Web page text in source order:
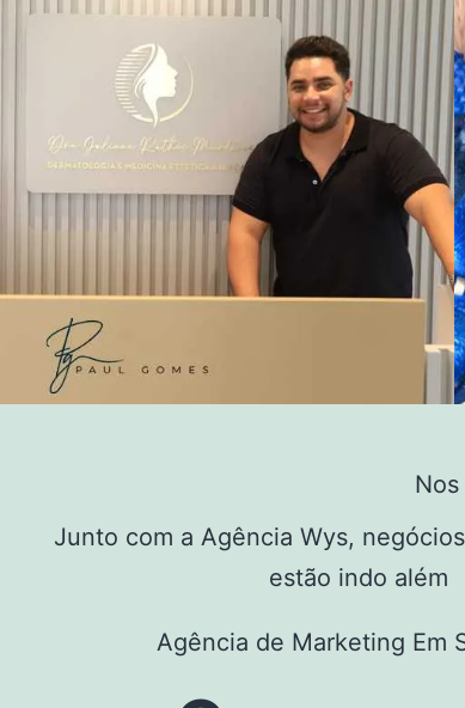
Junto com a Agência Wys,
estão indo além
Agência de Marketing Em